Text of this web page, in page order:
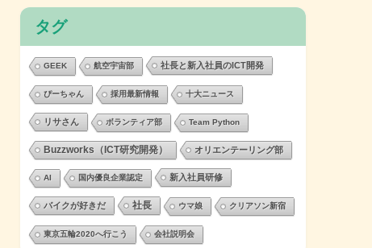
タグ
GEEK 航空宇宙部 社長と新入社員のICT開発
ぴーちゃん 採用最新情報 十大ニュース
リサさん ボランティア部 Team Python
Buzzworks（ICT研究開発） オリエンテーリング部
AI 国内優良企業認定 新入社員研修
バイクが好きだ 社長 ウマ娘 クリアソン新宿
東京五輪2020へ行こう 会社説明会